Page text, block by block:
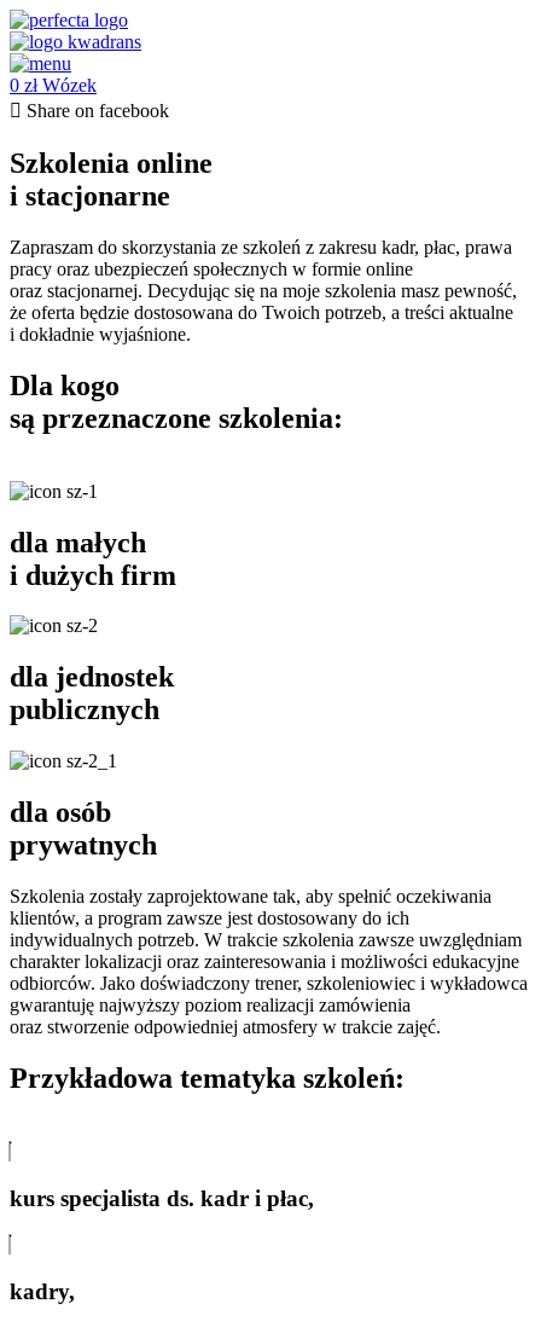
Przejdź
do
treści
0 zł Wózek
Share on facebook
Szkolenia online
i stacjonarne
Zapraszam do skorzystania ze szkoleń z zakresu kadr, płac, prawa
pracy oraz ubezpieczeń społecznych w formie online
oraz stacjonarnej. Decydując się na moje szkolenia masz pewność,
że oferta będzie dostosowana do Twoich potrzeb, a treści aktualne
i dokładnie wyjaśnione.
Dla kogo
są przeznaczone szkolenia:
dla małych
i dużych firm
dla jednostek
publicznych
dla osób
prywatnych
Szkolenia zostały zaprojektowane tak, aby spełnić oczekiwania
klientów, a program zawsze jest dostosowany do ich
indywidualnych potrzeb. W trakcie szkolenia zawsze uwzględniam
charakter lokalizacji oraz zainteresowania i możliwości edukacyjne
odbiorców. Jako doświadczony trener, szkoleniowiec i wykładowca
gwarantuję najwyższy poziom realizacji zamówienia
oraz stworzenie odpowiedniej atmosfery w trakcie zajęć.
Przykładowa tematyka szkoleń:
kurs specjalista ds. kadr i płac,
kadry,